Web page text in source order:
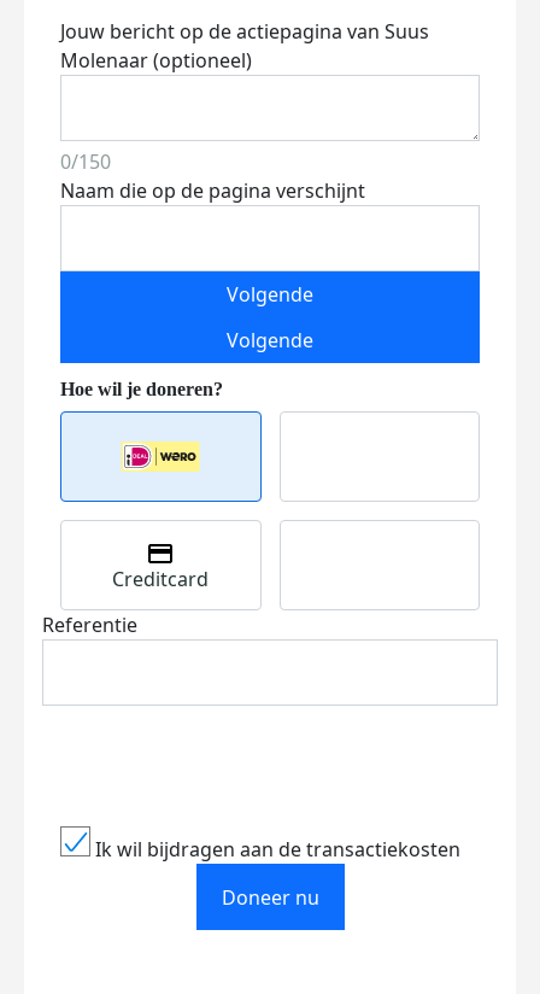
Jouw bericht op de actiepagina van Suus
Molenaar (optioneel)
0/150
Naam die op de pagina verschijnt
Volgende
Volgende
Creditcard
Referentie
Ik wil bijdragen aan de transactiekosten
Doneer nu